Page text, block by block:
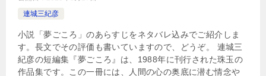
連城三紀彦
小説「夢ごころ」のあらすじをネタバレ込みでご紹介しま
す。長文でその評価も書いていますので、どうぞ。 連城三
紀彦の短編集『夢ごころ』は、1988年に刊行された珠玉の
作品集です。この一冊には、人間の心の奥底に潜む情念や